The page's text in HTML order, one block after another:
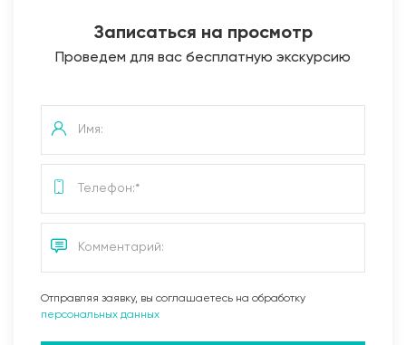
Записаться на просмотр
Проведем для вас бесплатную экскурсию
Отправляя заявку, вы соглашаетесь на обработку
персональных данных